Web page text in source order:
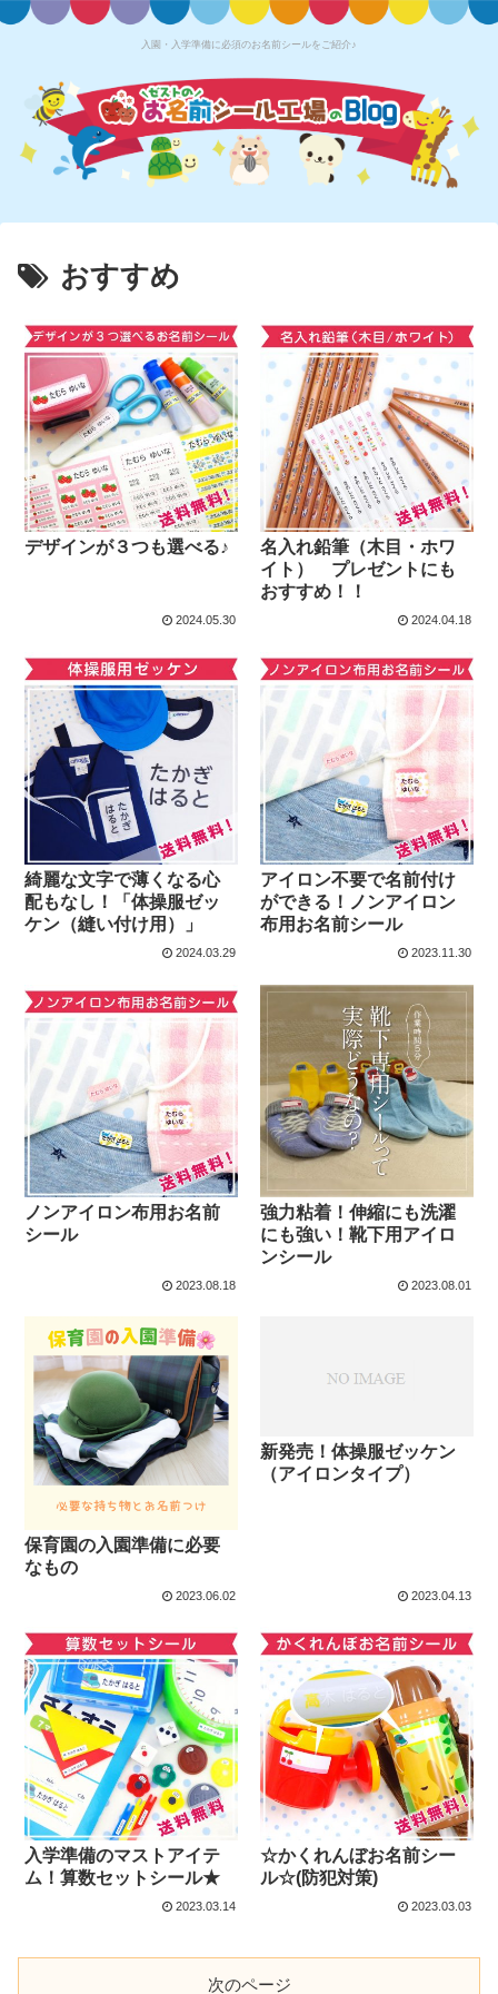
入園・入学準備に必須のお名前シールをご紹介♪
おすすめ
デザインが３つも選べる♪
2024.05.30
名入れ鉛筆（木目・ホワ
イト） プレゼントにも
おすすめ！！
2024.04.18
綺麗な文字で薄くなる心
配もなし！「体操服ゼッ
ケン（縫い付け用）」
2024.03.29
アイロン不要で名前付け
ができる！ノンアイロン
布用お名前シール
2023.11.30
ノンアイロン布用お名前
シール
2023.08.18
強力粘着！伸縮にも洗濯
にも強い！靴下用アイロ
ンシール
2023.08.01
保育園の入園準備に必要
なもの
2023.06.02
新発売！体操服ゼッケン
（アイロンタイプ）
2023.04.13
入学準備のマストアイテ
ム！算数セットシール★
2023.03.14
☆かくれんぼお名前シー
ル☆(防犯対策)
2023.03.03
次のページ